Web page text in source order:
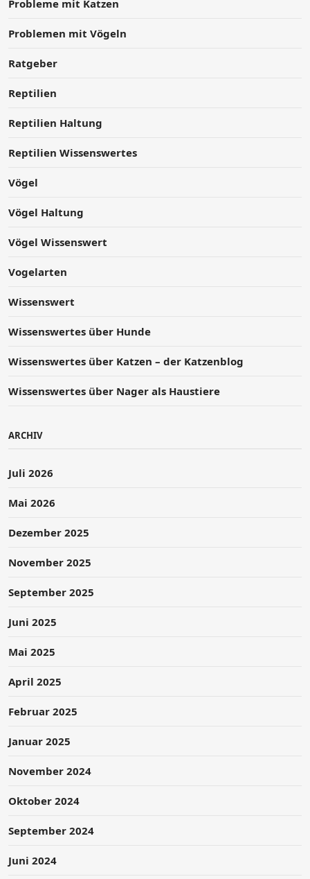
Probleme mit Katzen
Problemen mit Vögeln
Ratgeber
Reptilien
Reptilien Haltung
Reptilien Wissenswertes
Vögel
Vögel Haltung
Vögel Wissenswert
Vogelarten
Wissenswert
Wissenswertes über Hunde
Wissenswertes über Katzen – der Katzenblog
Wissenswertes über Nager als Haustiere
ARCHIV
Juli 2026
Mai 2026
Dezember 2025
November 2025
September 2025
Juni 2025
Mai 2025
April 2025
Februar 2025
Januar 2025
November 2024
Oktober 2024
September 2024
Juni 2024